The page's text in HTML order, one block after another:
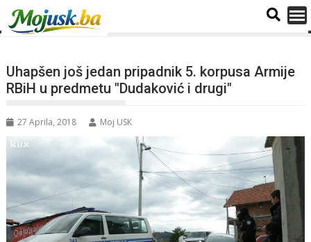
Uhapšen još jedan pripadnik 5. korpusa Armije
RBiH u predmetu "Dudaković i drugi"
27 Aprila, 2018 Moj USK